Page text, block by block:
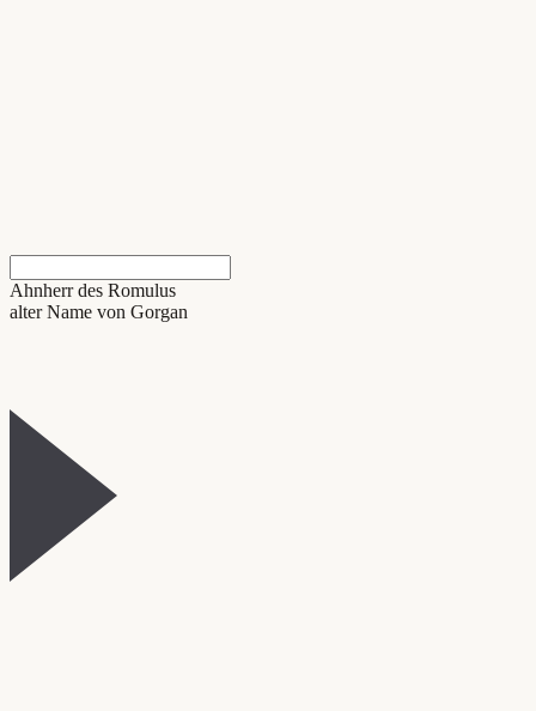
Ahnherr des Romulus
alter Name von Gorgan